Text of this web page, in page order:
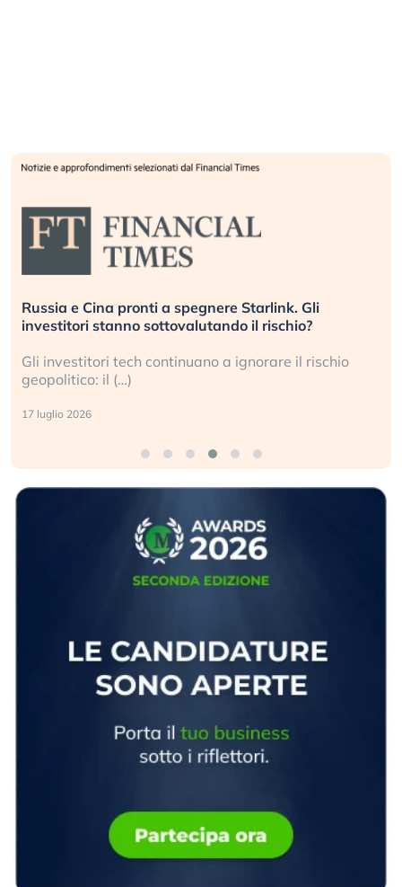
Russia e Cina pronti a spegnere Starlink. Gli
investitori stanno sottovalutando il rischio?
Gli investitori tech continuano a ignorare il rischio
geopolitico: il (…)
17 luglio 2026